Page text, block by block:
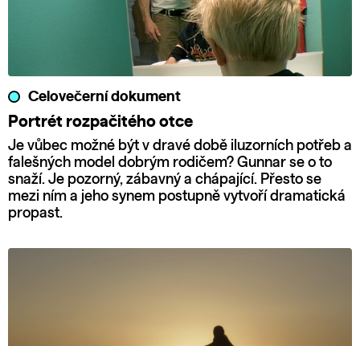
Celovečerní dokument
Portrét rozpačitého otce
Je vůbec možné být v dravé době iluzorních potřeb a
falešných model dobrým rodičem? Gunnar se o to
snaží. Je pozorný, zábavný a chápající. Přesto se
mezi ním a jeho synem postupně vytvoří dramatická
propast.